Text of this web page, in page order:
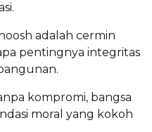
adalah cermin
pentingnya integritas
kompromi, bangsa
moral yang kokoh